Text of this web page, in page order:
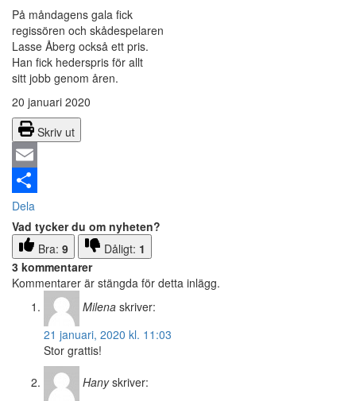
På måndagens gala fick
regissören och skådespelaren
Lasse Åberg också ett pris.
Han fick hederspris för allt
sitt jobb genom åren.
20 januari 2020
Skriv ut
Email
Dela
Vad tycker du om nyheten?
Bra: 9 Dåligt: 1
3 kommentarer
Kommentarer är stängda för detta inlägg.
Milena skriver:
21 januari, 2020 kl. 11:03
Stor grattis!
Hany skriver: